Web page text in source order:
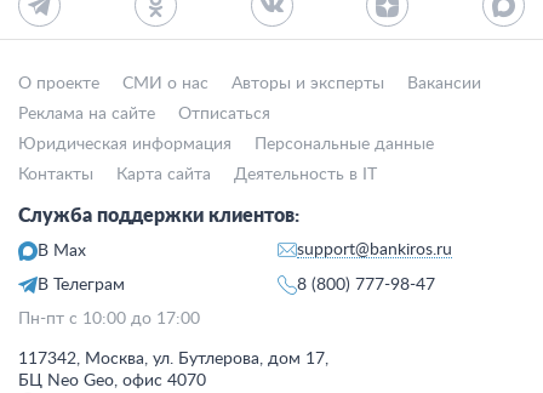
О проекте СМИ о нас Авторы и эксперты
Вакансии
Реклама на сайте
Отписаться
Юридическая информация
Персональные данные
Контакты
Карта сайта Деятельность в IT
Служба поддержки клиентов:
В Max
В Телеграм
support@bankiros.ru
8 (800) 777-98-47
Пн-пт с 10:00 до 17:00
117342, Москва, ул. Бутлерова, дом 17,
БЦ Neo Geo, офис 4070